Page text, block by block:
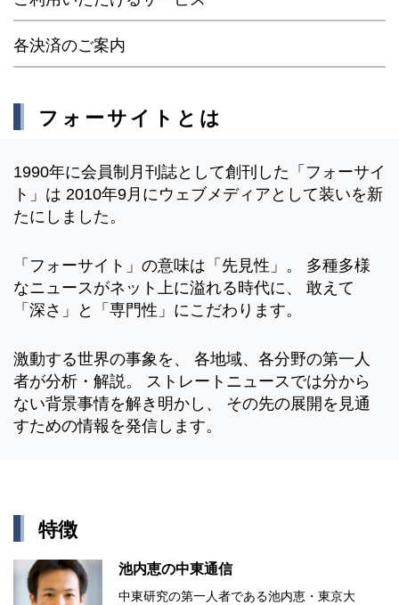
各決済のご案内
フォーサイトとは
1990年に会員制月刊誌として創刊した「フォーサイ
ト」は 2010年9月にウェブメディアとして装いを新
たにしました。
「フォーサイト」の意味は「先見性」。 多種多様
なニュースがネット上に溢れる時代に、 敢えて
「深さ」と「専門性」にこだわります。
激動する世界の事象を、 各地域、各分野の第一人
者が分析・解説。 ストレートニュースでは分から
ない背景事情を解き明かし、 その先の展開を見通
すための情報を発信します。
特徴
池内恵の中東通信
中東研究の第⼀⼈者である池内恵・東京⼤